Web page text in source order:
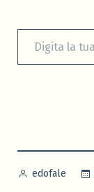
Digita la tua e-mail...
Pubblicato
edofale